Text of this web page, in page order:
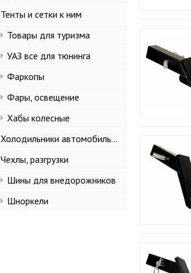
Тенты и сетки к ним
Товары для туризма
УАЗ все для тюнинга
Фаркопы
Фары, освещение
Хабы колесные
Холодильники автомобильные
Чехлы, разгрузки
Шины для внедорожников
Шноркели